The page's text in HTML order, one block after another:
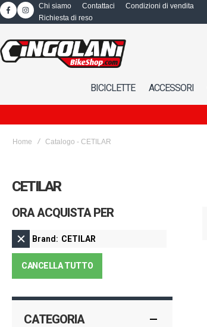
Chi siamo Contattaci
Condizioni di vendita
Richiesta di reso
BICICLETTE ACCESSORI
Home Catalogo - CETILAR
CETILAR
ORA ACQUISTA PER
Brand CETILAR
CANCELLA TUTTO
CATEGORIA